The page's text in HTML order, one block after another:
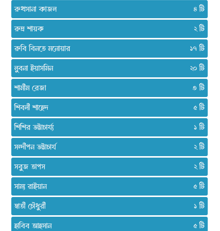
রুখসানা কাজল
৪
রুদ্র শায়ক
২
রুবি বিনতে মনোয়ার
১৭
লুবনা ইয়াসমিন
২০
শামীম রেজা
৩
শিবলী শাহেদ
৫
শিশির ভট্টাচার্য্য
১
সন্দীপন ভট্টাচার্য
২
সবুজ তাপস
২
সাম্য রাইয়ান
৫
স্বাতী চৌধুরী
১
হাবিব আহসান
৫